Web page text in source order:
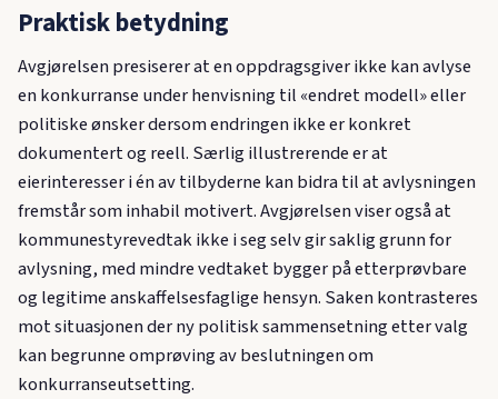
Praktisk betydning
Avgjørelsen presiserer at en oppdragsgiver ikke kan avlyse
en konkurranse under henvisning til «endret modell» eller
politiske ønsker dersom endringen ikke er konkret
dokumentert og reell. Særlig illustrerende er at
eierinteresser i én av tilbyderne kan bidra til at avlysningen
fremstår som inhabil motivert. Avgjørelsen viser også at
kommunestyrevedtak ikke i seg selv gir saklig grunn for
avlysning, med mindre vedtaket bygger på etterprøvbare
og legitime anskaffelsesfaglige hensyn. Saken kontrasteres
mot situasjonen der ny politisk sammensetning etter valg
kan begrunne omprøving av beslutningen om
konkurranseutsetting.